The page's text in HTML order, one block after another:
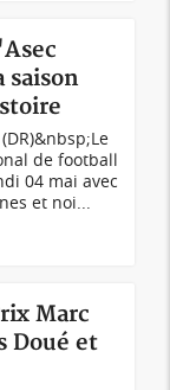
saison
de football
04 mai avec
et noi...
Marc
Doué et